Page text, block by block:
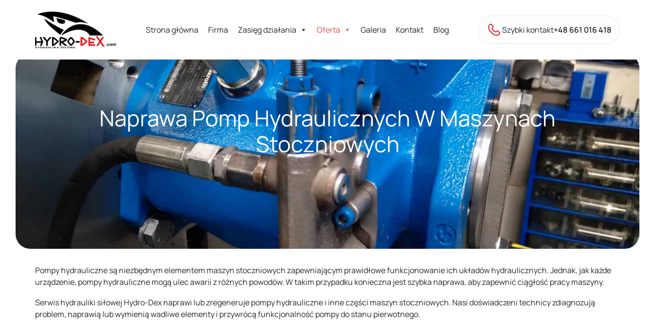
Strona główna Firma Zasięg działania Oferta Galeria Kontakt Blog Szybki kontakt+48 661 016 418
Naprawa Pomp Hydraulicznych W Maszynach
Stoczniowych
Pompy hydrauliczne są niezbędnym elementem maszyn stoczniowych zapewniającym prawidłowe funkcjonowanie ich układów hydraulicznych. Jednak, jak każde
urządzenie, pompy hydrauliczne mogą ulec awarii z różnych powodów. W takim przypadku konieczna jest szybka naprawa, aby zapewnić ciągłość pracy maszyny.
Serwis hydrauliki siłowej Hydro-Dex naprawi lub zregeneruje pompy hydrauliczne i inne części maszyn stoczniowych. Nasi doświadczeni technicy zdiagnozują
problem, naprawią lub wymienią wadliwe elementy i przywrócą funkcjonalność pompy do stanu pierwotnego.